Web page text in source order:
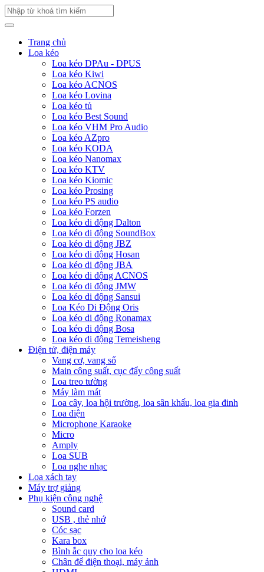
Trang chủ
Loa kéo
Loa kéo DPAu - DPUS
Loa kéo Kiwi
Loa kéo ACNOS
Loa kéo Lovina
Loa kéo tủ
Loa kéo Best Sound
Loa kéo VHM Pro Audio
Loa kéo AZpro
Loa kéo KODA
Loa kéo Nanomax
Loa kéo KTV
Loa kéo Kiomic
Loa kéo Prosing
Loa kéo PS audio
Loa kéo Forzen
Loa kéo di động Dalton
Loa kéo di động SoundBox
Loa kéo di động JBZ
Loa kéo di động Hosan
Loa kéo di động JBA
Loa kéo di động ACNOS
Loa kéo di động JMW
Loa kéo di động Sansui
Loa Kéo Di Động Oris
Loa kéo di động Ronamax
Loa kéo di động Bosa
Loa kéo di động Temeisheng
Điện tử, điện máy
Vang cơ, vang số
Main công suất, cục đẩy công suất
Loa treo tường
Máy làm mát
Loa cây, loa hội trường, loa sân khấu, loa gia đinh
Loa điện
Microphone Karaoke
Micro
Amply
Loa SUB
Loa nghe nhạc
Loa xách tay
Máy trợ giảng
Phụ kiện công nghệ
Sound card
USB , thẻ nhớ
Cóc sạc
Kara box
Bình ắc quy cho loa kéo
Chân để điện thoại, máy ảnh